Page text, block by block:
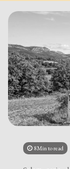
8Min to read